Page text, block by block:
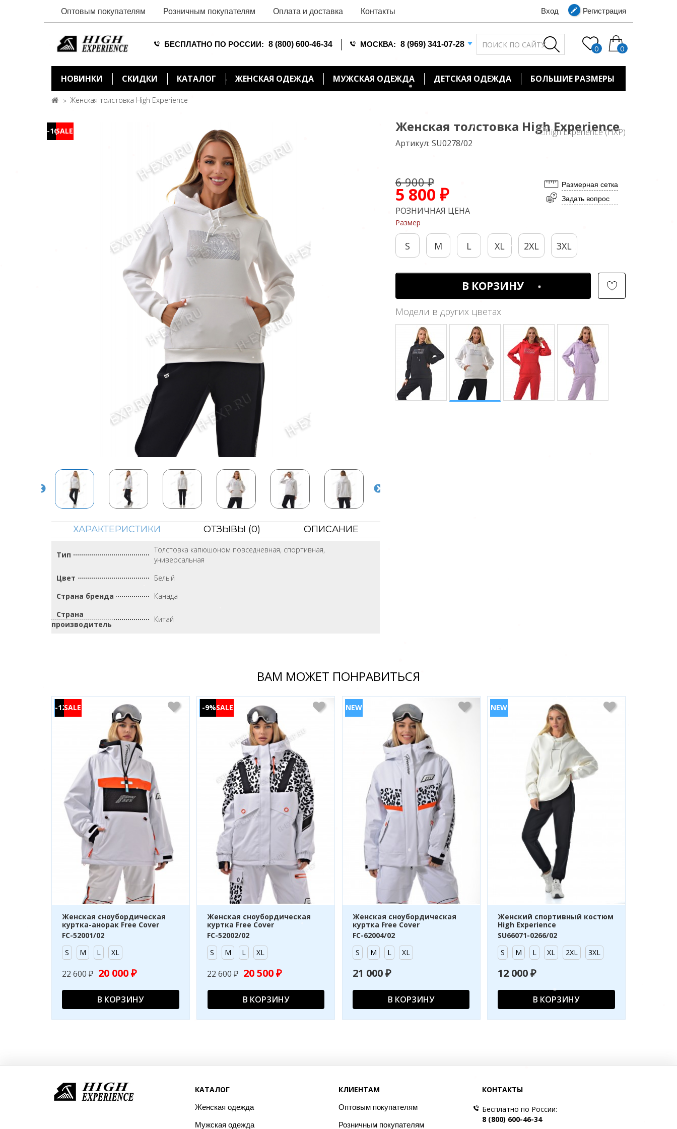
Оптовым покупателям Розничным покупателям Оплата и доставка Контакты Вход Регистрация
БЕСПЛАТНО ПО РОССИИ: 8 (800) 600-46-34 МОСКВА: 8 (969) 341-07-28 0 0
НОВИНКИ СКИДКИ КАТАЛОГ ЖЕНСКАЯ ОДЕЖДА МУЖСКАЯ ОДЕЖДА ДЕТСКАЯ ОДЕЖДА БОЛЬШИЕ РАЗМЕРЫ
Женская толстовка High Experience
-16%
ХАРАКТЕРИСТИКИ ОТЗЫВЫ (0) ОПИСАНИЕ
Тип
Толстовка капюшоном повседневная, спортивная,
универсальная
Цвет
Белый
Страна бренда
Канада
Страна
производитель
Китай
Женская толстовка High Experience
Артикул: SU0278/02
6 900 ₽
5 800 ₽
РОЗНИЧНАЯ ЦЕНА
Размерная сетка
Задать вопрос
Размер
S M L XL 2XL 3XL
В КОРЗИНУ
Модели в других цветах
ВАМ МОЖЕТ ПОНРАВИТЬСЯ
-12%
Женская сноубордическая
куртка-анорак Free Cover
FC-52001/02
S
M L XL
22 600 ₽ 20 000 ₽
В КОРЗИНУ
-9%
Женская сноубордическая
куртка Free Cover
FC-52002/02
S
M L XL
22 600 ₽ 20 500 ₽
В КОРЗИНУ
Женская сноубордическая
куртка Free Cover
FC-62004/02
S
M L XL
21 000 ₽
В КОРЗИНУ
Женский спортивный костюм
High Experience
SU66071-0266/02
S
M L XL 2XL 3XL
12 000 ₽
В КОРЗИНУ
КАТАЛОГ
Женская одежда
Мужская одежда
КЛИЕНТАМ
Оптовым покупателям
Розничным покупателям
КОНТАКТЫ
Бесплатно по России:
8 (800) 600-46-34